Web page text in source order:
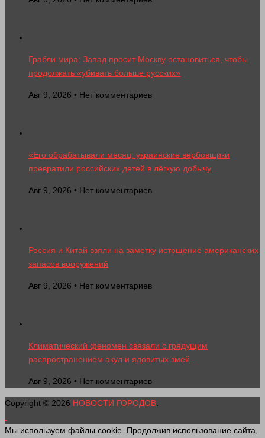
Грабли мира: Запад просит Москву остановиться, чтобы
продолжать «убивать больше русских»
Авг 9, 2026 • Нет комментариев
«Его обрабатывали месяц: украинские вербовщики
превратили российских детей в лёгкую добычу
Авг 9, 2026 • Нет комментариев
Россия и Китай взяли на заметку истощение американских
запасов вооружений
Авг 9, 2026 • Нет комментариев
Климатический феномен связали с грядущим
распространением акул и ядовитых змей
Авг 9, 2026 • Нет комментариев
Copyright © 2026 НОВОСТИ ГОРОДОВ
Мы используем файлы cookie. Продолжив использование сайта,